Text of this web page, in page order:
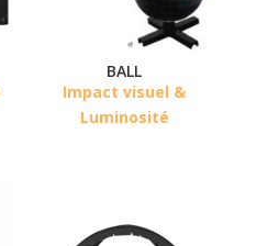
BALL
Impact visuel &
Luminosité